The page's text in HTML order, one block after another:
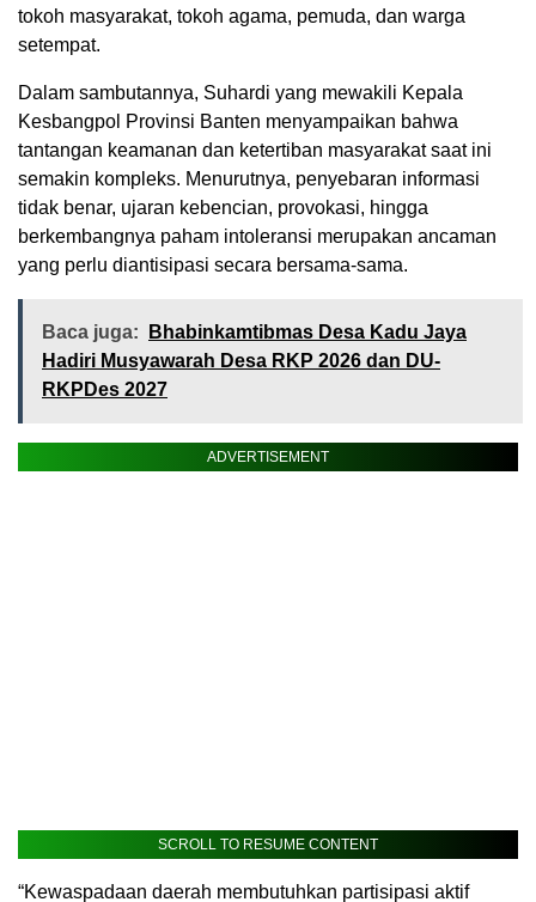
tokoh masyarakat, tokoh agama, pemuda, dan warga
setempat.
Dalam sambutannya, Suhardi yang mewakili Kepala
Kesbangpol Provinsi Banten menyampaikan bahwa
tantangan keamanan dan ketertiban masyarakat saat ini
semakin kompleks. Menurutnya, penyebaran informasi
tidak benar, ujaran kebencian, provokasi, hingga
berkembangnya paham intoleransi merupakan ancaman
yang perlu diantisipasi secara bersama-sama.
Baca juga:
Bhabinkamtibmas Desa Kadu Jaya
Hadiri Musyawarah Desa RKP 2026 dan DU-
RKPDes 2027
ADVERTISEMENT
SCROLL TO RESUME CONTENT
“Kewaspadaan daerah membutuhkan partisipasi aktif